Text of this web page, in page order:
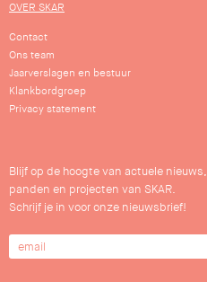
OVER SKAR
Contact
Ons team
Jaarverslagen en bestuur
Klankbordgroep
Privacy statement
Blijf op de hoogte van actuele nieuws,
panden en projecten van SKAR.
Schrijf je in voor onze nieuwsbrief!